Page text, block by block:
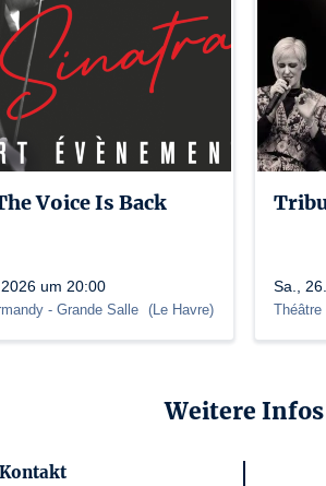
Voice Is Back
um 20:00
- Grande Salle (Le Havre)
Sa.,
Théâtre
Weitere Infos
Kontakt